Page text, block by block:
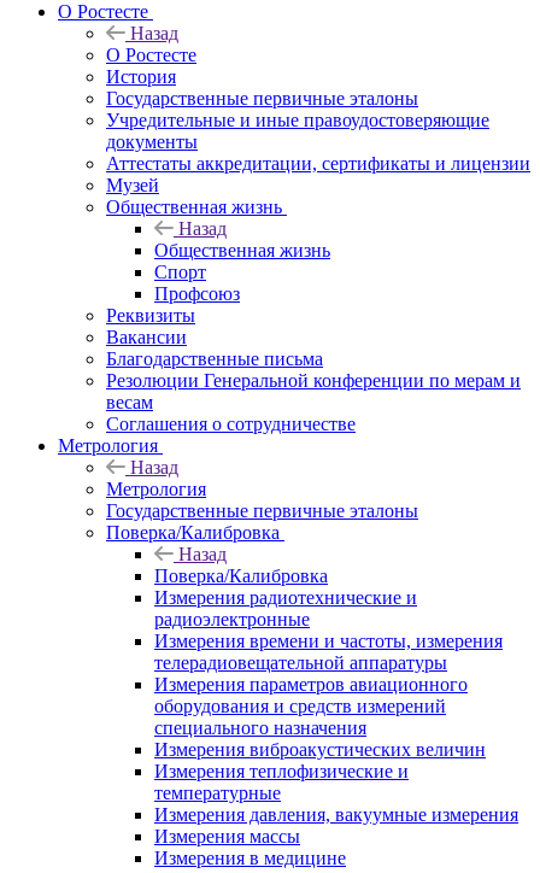
О Ростесте
Назад
О Ростесте
История
Государственные первичные эталоны
Учредительные и иные правоудостоверяющие
документы
Аттестаты аккредитации, сертификаты и лицензии
Музей
Общественная жизнь
Назад
Общественная жизнь
Спорт
Профсоюз
Реквизиты
Вакансии
Благодарственные письма
Резолюции Генеральной конференции по мерам и
весам
Соглашения о сотрудничестве
Метрология
Назад
Метрология
Государственные первичные эталоны
Поверка/Калибровка
Назад
Поверка/Калибровка
Измерения радиотехнические и
радиоэлектронные
Измерения времени и частоты, измерения
телерадиовещательной аппаратуры
Измерения параметров авиационного
оборудования и средств измерений
специального назначения
Измерения виброакустических величин
Измерения теплофизические и
температурные
Измерения давления, вакуумные измерения
Измерения массы
Измерения в медицине